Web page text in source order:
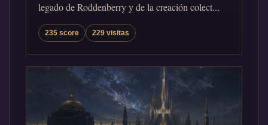
legado de Roddenberry y de la creación colect...
235 score 229 visitas